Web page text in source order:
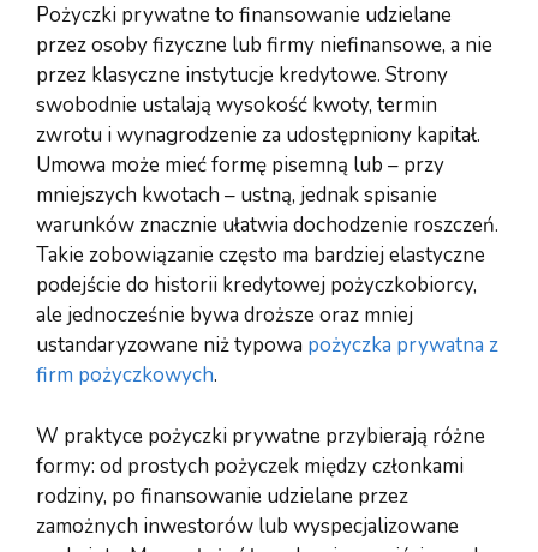
Pożyczki prywatne to finansowanie udzielane
przez osoby fizyczne lub firmy niefinansowe, a nie
przez klasyczne instytucje kredytowe. Strony
swobodnie ustalają wysokość kwoty, termin
zwrotu i wynagrodzenie za udostępniony kapitał.
Umowa może mieć formę pisemną lub – przy
mniejszych kwotach – ustną, jednak spisanie
warunków znacznie ułatwia dochodzenie roszczeń.
Takie zobowiązanie często ma bardziej elastyczne
podejście do historii kredytowej pożyczkobiorcy,
ale jednocześnie bywa droższe oraz mniej
ustandaryzowane niż typowa pożyczka prywatna z
firm pożyczkowych.
W praktyce pożyczki prywatne przybierają różne
formy: od prostych pożyczek między członkami
rodziny, po finansowanie udzielane przez
zamożnych inwestorów lub wyspecjalizowane